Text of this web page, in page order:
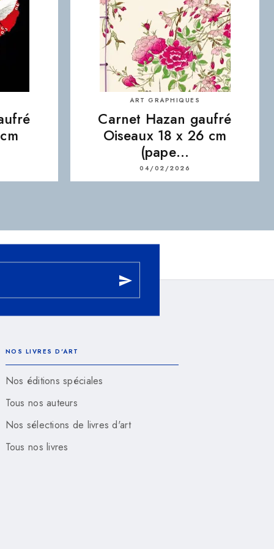
ART GRAPHIQUES
Carnet Hazan gaufré
Oiseaux 18 x 26 cm
(pape…
04/02/2026
send
NOS LIVRES D'ART
Nos éditions spéciales
Tous nos auteurs
Nos sélections de livres d'art
Tous nos livres